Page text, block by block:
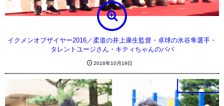
イクメンオブザイヤー2016／柔道の井上康生監督・卓球の水谷隼選手・
タレントユージさん・キティちゃんのパパ
2016年10月19日
フリーペーパー